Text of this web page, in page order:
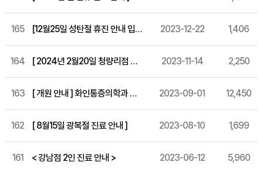
165 [12월25일 성탄절 휴진 안내 입니다.] 2023-12-22 1,406
164 [ 2024년 2월20일 청량리점 개원 ] 2023-11-14 2,250
163 [ 개원 안내 ] 화인통증의학과 세종 특별시 개원! 2023-09-01 12,450
162 [ 8월15일 광복절 진료 안내 ] 2023-08-10 1,699
161 < 강남점 2인 진료 안내 > 2023-06-12 5,960